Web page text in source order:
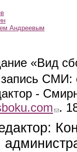
Андреевым
«Вид
запись СМИ:
-
(link
.